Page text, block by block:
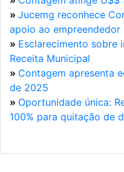
» Jucemg reconhece
apoio ao empreendedor
» Esclarecimento sobre
Receita Municipal
» Contagem apresenta
de 2025
» Oportunidade única:
100% para quitação de